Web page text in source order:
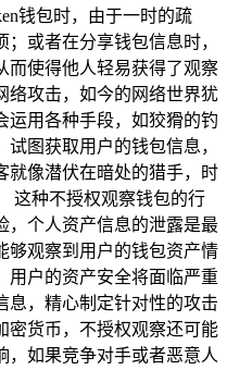
钱包时，由于一时的疏
或者在分享钱包信息时，
而使得他人轻易获得了观察
络攻击，如今的网络世界犹
运用各种手段，如狡猾的钓
图获取用户的钱包信息，
就像潜伏在暗处的猎手，时
这种不授权观察钱包的行
，个人资产信息的泄露是最
够观察到用户的钱包资产情
用户的资产安全将面临严重
息，精心制定针对性的攻击
密货币，不授权观察还可能
，如果竞争对手或者恶意人